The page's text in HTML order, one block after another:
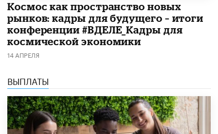
Космос как пространство новых
рынков: кадры для будущего – итоги
конференции #ВДЕЛЕ_Кадры для
космической экономики
14 АПРЕЛЯ
ВЫПЛАТЫ